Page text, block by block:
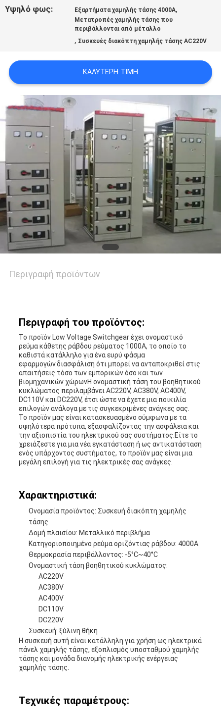
ΕΠΑΦΉ
ΕΙΔΉΣΕΙΣ
ΖΗΤΉΣΤΕ
ΈΝΑ
ΑΠΌΣΠΑΣΜΑ
SITEMAP
PRIVACY
POLICY
Υψηλό φως: Εξαρτήματα χαμηλής τάσης 4000A,
Μετατροπές χαμηλής τάσης που
περιβάλλονται από μέταλλο
, Συσκευές διακόπτη χαμηλής τάσης AC220V
ΚΑΛΎΤΕΡΗ ΤΙΜΉ
Περιγραφή προϊόντων
Περιγραφή του προϊόντος:
Το προϊόν Low Voltage Switchgear έχει ονομαστικό
ρεύμα κάθετης ράβδου ρεύματος 1000A, το οποίο το
καθιστά κατάλληλο για ένα ευρύ φάσμα
εφαρμογών.διασφάλιση ότι μπορεί να ανταποκριθεί στις
απαιτήσεις τόσο των εμπορικών όσο και των
βιομηχανικών χώρωνΗ ονομαστική τάση του βοηθητικού
κυκλώματος περιλαμβάνει AC220V, AC380V, AC400V,
DC110V και DC220V, έτσι ώστε να έχετε μια ποικιλία
επιλογών ανάλογα με τις συγκεκριμένες ανάγκες σας.
Το προϊόν μας είναι κατασκευασμένο σύμφωνα με τα
υψηλότερα πρότυπα, εξασφαλίζοντας την ασφάλεια και
την αξιοπιστία του ηλεκτρικού σας συστήματος.Είτε το
χρειάζεστε για μια νέα εγκατάσταση ή ως αντικατάσταση
ενός υπάρχοντος συστήματος, το προϊόν μας είναι μια
μεγάλη επιλογή για τις ηλεκτρικές σας ανάγκες.
Χαρακτηριστικά:
Ονομασία προϊόντος: Συσκευή διακόπτη χαμηλής
τάσης
Δομή πλαισίου: Μεταλλικό περιβλήμα
Κατηγοριοποιημένο ρεύμα οριζόντιας ράβδου: 4000A
Θερμοκρασία περιβάλλοντος: -5°C~40°C
Ονομαστική τάση βοηθητικού κυκλώματος:
AC220V
AC380V
AC400V
DC110V
DC220V
Συσκευή: ξύλινη θήκη
Η συσκευή αυτή είναι κατάλληλη για χρήση ως ηλεκτρικά
πάνελ χαμηλής τάσης, εξοπλισμός υποσταθμού χαμηλής
τάσης και μονάδα διανομής ηλεκτρικής ενέργειας
χαμηλής τάσης.
Τεχνικές παραμέτρους: